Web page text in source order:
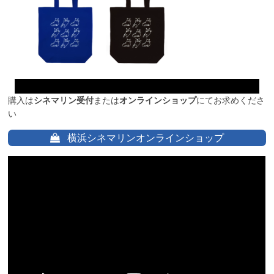
購入はシネマリン受付またはオンラインショップにてお求めくださ
い
横浜シネマリンオンラインショップ